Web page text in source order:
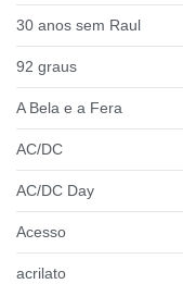
30 anos sem Raul
92 graus
A Bela e a Fera
AC/DC
AC/DC Day
Acesso
acrilato